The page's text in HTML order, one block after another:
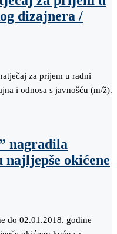
dizajnera /
za prijem u radni
i odnosa s javnošću (m/ž).
nagradila
okićene
do 02.01.2018. godine